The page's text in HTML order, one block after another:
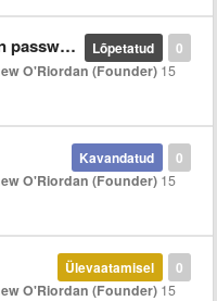
0
Lõpetatud
O'Riordan (Founder) 15
0
Kavandatud
O'Riordan (Founder) 15
0
Ülevaatamisel
O'Riordan (Founder) 15